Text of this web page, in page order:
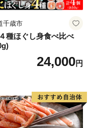
千歳市
種ほぐし身食べ比べ
24,000円